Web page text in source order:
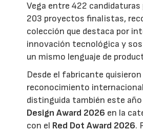
Vega entre 422
203 proyectos finalistas,
colección que destaca por
innovación tecnológica y
un mismo lenguaje de
Desde el fabricante
reconocimiento internacional
distinguida también este
Design Award 2026 en la
con el Red Dot Award 2026.